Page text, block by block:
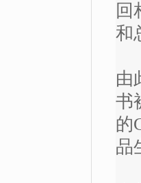
回
和
由
书
的
品